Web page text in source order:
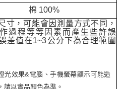
棉 100%
寸，可能會因測量方式不同，
過程等等因素而產生些許誤
差值在1~3公分下為合理範圍
光效果&電腦、手機螢幕顯示可能造
請以實品顏色為準。